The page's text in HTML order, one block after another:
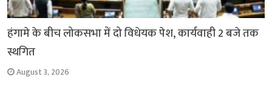
हंगामे के बीच लोकसभा में दो विधेयक पेश, कार्यवाही 2 बजे तक
स्थगित
August 3, 2026